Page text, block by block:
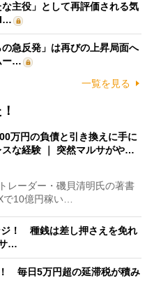
主役」として再評価される気
急反発」は再びの上昇局面へ
ー…
一覧を見る
万円の負債と引き換えに手に
スな経験 ｜ 突然マルサがや…
レーダー・磯貝清明氏の著書
で10億円稼い…
ジ！ 種銭は差し押さえを免れ
…
毎日5万円超の延滞税が積み